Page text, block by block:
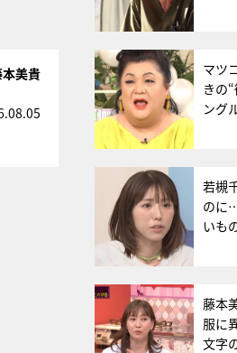
美貴
マツ
きの
ング
若槻
のに
いも
藤本
服に
文字